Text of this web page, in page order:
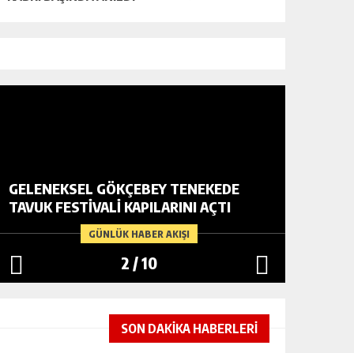
GÜNLÜK HABER AKIŞI
GELENEKSEL GÖKÇEBEY TENEKEDE
TAVUK FESTIVALI KAPILARINI AÇTI
2 /10
SON DAKİKA HABERLERİ